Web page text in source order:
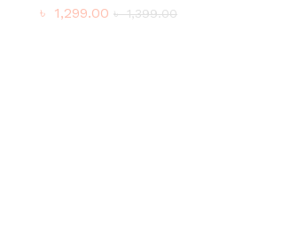
৳ 1,299.00 ৳1,399.00